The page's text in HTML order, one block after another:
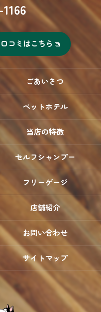
口コミはこちら
ごあいさつ
ペットホテル
当店の特徴
セルフシャンプー
フリーゲージ
店舗紹介
お問い合わせ
サイトマップ